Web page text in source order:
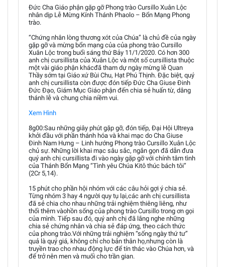
Đức Cha Giáo phận gặp gỡ Phong trào Cursillo Xuân Lộc
nhân dịp Lễ Mừng Kính Thánh Phaolo – Bổn Mạng Phong
trào.
“Chứng nhân lòng thương xót của Chúa” là chủ đề của ngày
gặp gỡ và mừng bổn mạng của của phong trào Cursillo
Xuân Lộc trong buổi sáng thứ Bảy 11/1/2020. Có hơn 300
anh chị cursillista của Xuân Lộc và môt số cursillista thuộc
một vài giáo phận khácđã tham dự ngày mừng lễ Quan
Thầy sớm tại Giáo xứ Bùi Chu, Hạt Phú Thịnh. Đặc biệt, quý
anh chị cursillista còn được đón tiếp Đức Cha Giuse Đinh
Đức Đạo, Giám Mục Giáo phận đến chia sẻ huấn từ, dâng
thánh lễ và chung chia niềm vui.
Xem Hình
8g00:Sau những giây phút gặp gỡ, đón tiếp, Đại Hội Ultreya
khởi đầu với phần thánh hóa và khai mạc do Cha Giuse
Đinh Nam Hưng – Linh hướng Phong trào Cursillo Xuân Lộc
chủ sự. Những lời khai mạc sâu sắc, ngắn gọn đã dẫn đưa
quý anh chị cursillista đi vào ngày gặp gỡ với chính tâm tình
của Thánh Bổn Mạng “Tình yêu Chúa Kitô thúc bách tôi”
(2Cr 5,14).
15 phút cho phần hội nhóm với các câu hỏi gợi ý chia sẻ.
Từng nhóm 3 hay 4 người quy tụ lại,các anh chị cursillista
đã sẻ chia cho nhau những trải nghiệm thiêng liêng, như
thổi thêm vàohồn sống của phong trào Cursillo trong ơn gọi
của mình. Tiếp sau đó, quý anh chị đã lắng nghe những
chia sẻ chứng nhân và chia sẻ đáp ứng, theo cách thức
của phong trào.Với những trải nghiệm “sống ngày thứ tư”
quả là quý giá, không chỉ cho bản thân họ,nhưng còn là
truyền trao cho nhau động lực để tín thác vào Chúa hơn, và
để trở nên men và muối cho trần gian.